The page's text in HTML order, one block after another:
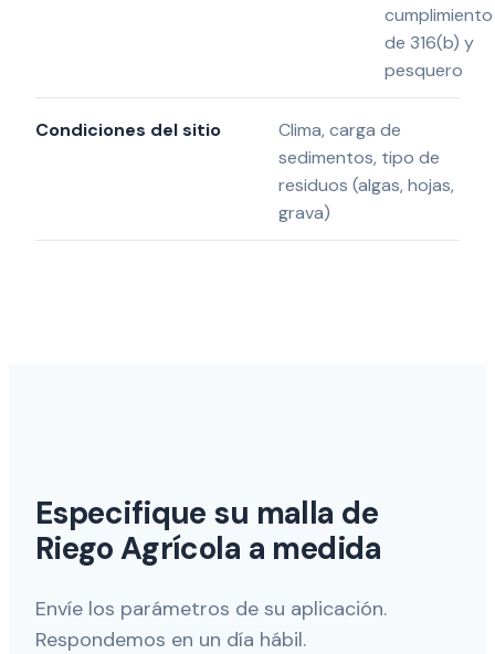
cumplimiento
de 316(b) y
pesquero
Condiciones del sitio
Clima, carga de
sedimentos, tipo de
residuos (algas, hojas,
grava)
Especifique su malla de
Riego Agrícola a medida
Envíe los parámetros de su aplicación.
Respondemos en un día hábil.